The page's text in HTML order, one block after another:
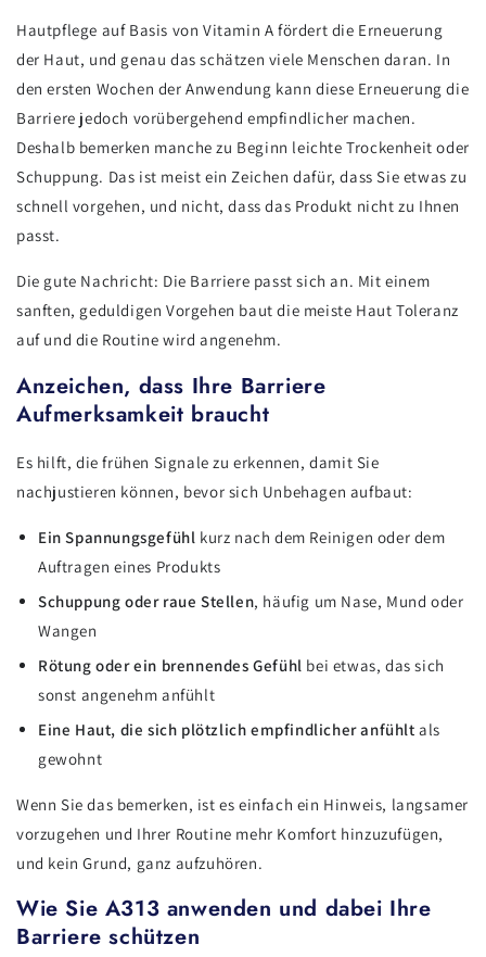
Hautpflege auf Basis von Vitamin A fördert die Erneuerung
der Haut, und genau das schätzen viele Menschen daran. In
den ersten Wochen der Anwendung kann diese Erneuerung die
Barriere jedoch vorübergehend empfindlicher machen.
Deshalb bemerken manche zu Beginn leichte Trockenheit oder
Schuppung. Das ist meist ein Zeichen dafür, dass Sie etwas zu
schnell vorgehen, und nicht, dass das Produkt nicht zu Ihnen
passt.
Die gute Nachricht: Die Barriere passt sich an. Mit einem
sanften, geduldigen Vorgehen baut die meiste Haut Toleranz
auf und die Routine wird angenehm.
Anzeichen, dass Ihre Barriere
Aufmerksamkeit braucht
Es hilft, die frühen Signale zu erkennen, damit Sie
nachjustieren können, bevor sich Unbehagen aufbaut:
Ein Spannungsgefühl kurz nach dem Reinigen oder dem
Auftragen eines Produkts
Schuppung oder raue Stellen, häufig um Nase, Mund oder
Wangen
Rötung oder ein brennendes Gefühl bei etwas, das sich
sonst angenehm anfühlt
Eine Haut, die sich plötzlich empfindlicher anfühlt als
gewohnt
Wenn Sie das bemerken, ist es einfach ein Hinweis, langsamer
vorzugehen und Ihrer Routine mehr Komfort hinzuzufügen,
und kein Grund, ganz aufzuhören.
Wie Sie A313 anwenden und dabei Ihre
Barriere schützen